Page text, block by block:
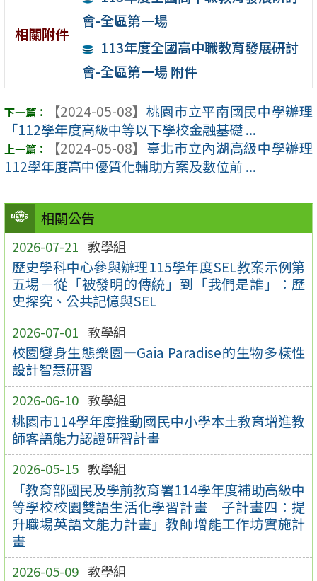
相關公告
2026-07-21 教學組
歷史學科中心參與辦理115學年度SEL教案示例第
五場－從「被發明的傳統」到「我們是誰」：歷
史探究、公共記憶與SEL
2026-07-01 教學組
校園變身生態樂園—Gaia Paradise的生物多樣性
設計智慧研習
2026-06-10 教學組
桃園市114學年度推動國民中小學本土教育增進教
師客語能力認證研習計畫
2026-05-15 教學組
「教育部國民及學前教育署114學年度補助高級中
等學校校園雙語生活化學習計畫─子計畫四：提
升職場英語文能力計畫」教師增能工作坊實施計
畫
2026-05-09 教學組
相關附件
會-全區第一場
113年度全國高中職教育發展研討
會-全區第一場 附件
【2024-05-08】 桃園市立平南國民中學辦理
「112學年度高級中等以下學校金融基礎 ...
【2024-05-08】 臺北市立內湖高級中學辦理
112學年度高中優質化輔助方案及數位前 ...